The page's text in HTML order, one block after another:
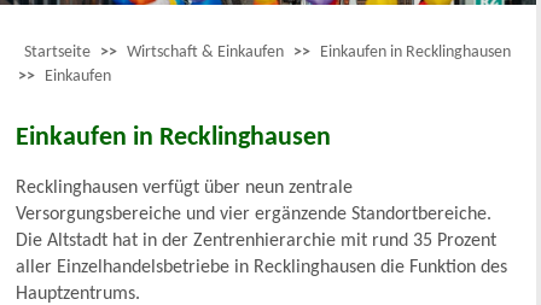
Startseite >> Wirtschaft & Einkaufen >>
Einkaufen in Recklinghausen
>>
Einkaufen
Einkaufen in Recklinghausen
Recklinghausen verfügt über neun zentrale
Versorgungsbereiche und vier ergänzende Standortbereiche.
Die Altstadt hat in der Zentrenhierarchie mit rund 35 Prozent
aller Einzelhandelsbetriebe in Recklinghausen die Funktion des
Hauptzentrums.